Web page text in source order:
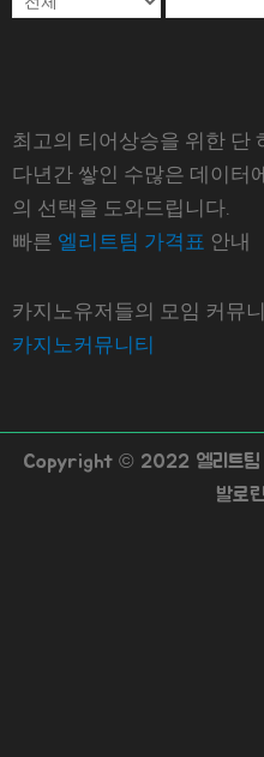
최고의 티어상승을 위한 단
다년간 쌓인 수많은 데이터
의 선택을 도와드립니다.
빠른 엘리트팀 가격표 안내
카지노유저들의 모임 커뮤
카지노커뮤니티
Copyright © 2022 엘리트팀
발로